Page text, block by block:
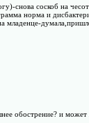
снова соскоб на
норма и
обострение? и может